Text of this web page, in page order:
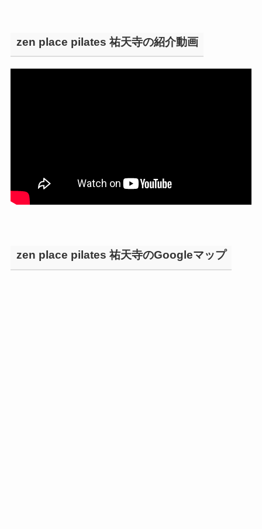
zen place pilates 祐天寺の紹介動画
zen place pilates 祐天寺のGoogleマップ